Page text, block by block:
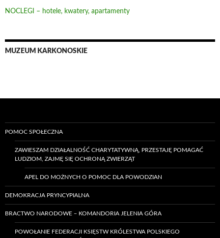
NOCLEGI – hotele, kwatery, apartamenty
MUZEUM KARKONOSKIE
POMOC SPOŁECZNA
ZAWIESZAM DZIAŁALNOŚĆ CHARYTATYWNĄ, PRZESTAJĘ POMAGAĆ
LUDZIOM, ZAJMĘ SIĘ OCHRONĄ ZWIERZĄT
APEL DO MOŻNYCH O POMOC DLA POWODZIAN
DEMOKRACJA PRYNCYPIALNA
BRACTWO NARODOWE – KOMANDORIA JELENIA GÓRA
POWOŁANIE FEDERACJI KSIĘSTW KRÓLESTWA POLSKIEGO